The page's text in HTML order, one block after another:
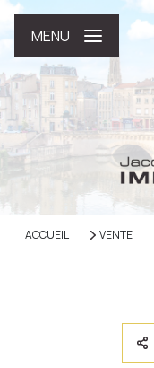
MENU
ACCUEIL VENTE